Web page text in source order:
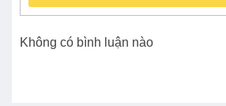
Không có bình luận nào